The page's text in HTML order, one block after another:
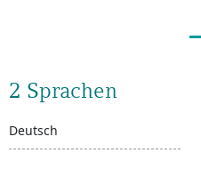
2 Sprachen
Deutsch